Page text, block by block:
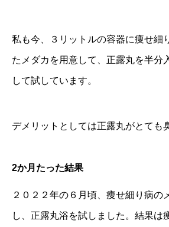
私も今、３リットルの容器に痩せ細
たメダカを用意して、正露丸を半分
して試しています。
デメリットとしては正露丸がとても
2か月たった結果
２０２２年の６月頃、痩せ細り病の
し、正露丸浴を試しました。結果は